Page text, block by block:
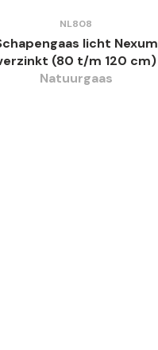
NL808
licht Nexum
(80 t/m 120 cm)
Natuurgaas